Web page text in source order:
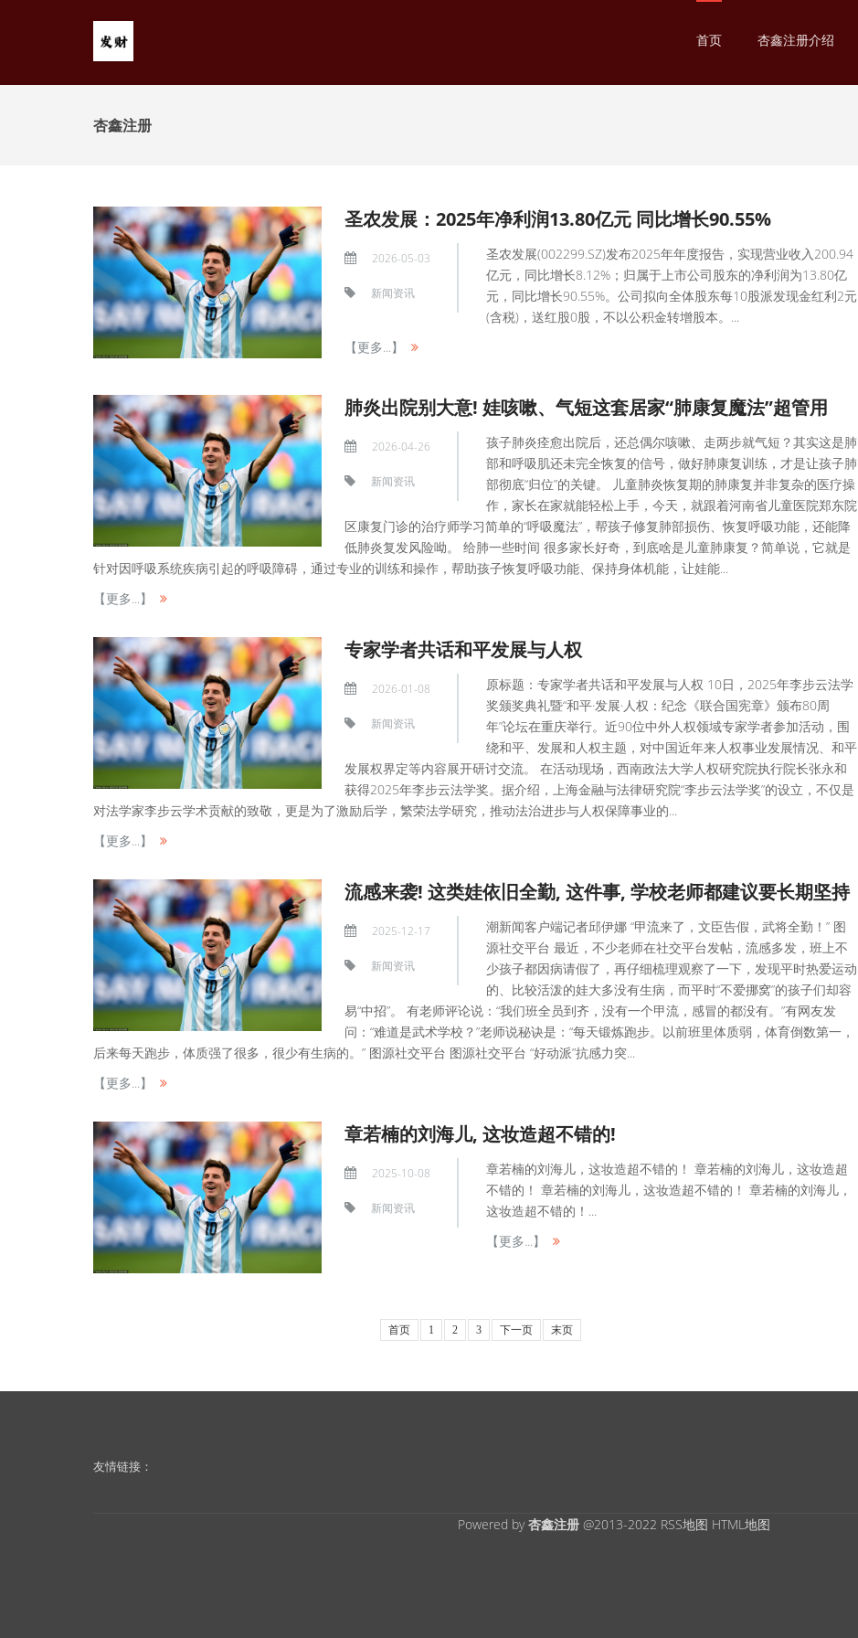
首页 杏鑫注册介绍
杏鑫注册
圣农发展：2025年净利润13.80亿元 同比增长90.55%
2026-05-03
新闻资讯
圣农发展(002299.SZ)发布2025年年度报告，实现营业收入200.94
亿元，同比增长8.12%；归属于上市公司股东的净利润为13.80亿
元，同比增长90.55%。公司拟向全体股东每10股派发现金红利2元
(含税)，送红股0股，不以公积金转增股本。...
【更多...】
肺炎出院别大意! 娃咳嗽、气短这套居家“肺康复魔法”超管用
2026-04-26
新闻资讯
孩子肺炎痊愈出院后，还总偶尔咳嗽、走两步就气短？其实这是肺
部和呼吸肌还未完全恢复的信号，做好肺康复训练，才是让孩子肺
部彻底“归位”的关键。 儿童肺炎恢复期的肺康复并非复杂的医疗操
作，家长在家就能轻松上手，今天，就跟着河南省儿童医院郑东院
区康复门诊的治疗师学习简单的“呼吸魔法”，帮孩子修复肺部损伤、恢复呼吸功能，还能降
低肺炎复发风险呦。 给肺一些时间 很多家长好奇，到底啥是儿童肺康复？简单说，它就是
针对因呼吸系统疾病引起的呼吸障碍，通过专业的训练和操作，帮助孩子恢复呼吸功能、保持身体机能，让娃能...
【更多...】
专家学者共话和平发展与人权
2026-01-08
新闻资讯
原标题：专家学者共话和平发展与人权 10日，2025年李步云法学
奖颁奖典礼暨“和平·发展·人权：纪念《联合国宪章》颁布80周
年”论坛在重庆举行。近90位中外人权领域专家学者参加活动，围
绕和平、发展和人权主题，对中国近年来人权事业发展情况、和平
发展权界定等内容展开研讨交流。 在活动现场，西南政法大学人权研究院执行院长张永和
获得2025年李步云法学奖。据介绍，上海金融与法律研究院“李步云法学奖”的设立，不仅是
对法学家李步云学术贡献的致敬，更是为了激励后学，繁荣法学研究，推动法治进步与人权保障事业的...
【更多...】
流感来袭! 这类娃依旧全勤, 这件事, 学校老师都建议要长期坚持
2025-12-17
新闻资讯
潮新闻客户端记者邱伊娜 “甲流来了，文臣告假，武将全勤！” 图
源社交平台 最近，不少老师在社交平台发帖，流感多发，班上不
少孩子都因病请假了，再仔细梳理观察了一下，发现平时热爱运动
的、比较活泼的娃大多没有生病，而平时“不爱挪窝”的孩子们却容
易“中招”。 有老师评论说：“我们班全员到齐，没有一个甲流，感冒的都没有。”有网友发
问：“难道是武术学校？”老师说秘诀是：“每天锻炼跑步。以前班里体质弱，体育倒数第一，
后来每天跑步，体质强了很多，很少有生病的。” 图源社交平台 图源社交平台 “好动派”抗感力突...
【更多...】
章若楠的刘海儿, 这妆造超不错的!
2025-10-08
新闻资讯
章若楠的刘海儿，这妆造超不错的！ 章若楠的刘海儿，这妆造超
不错的！ 章若楠的刘海儿，这妆造超不错的！ 章若楠的刘海儿，
这妆造超不错的！...
【更多...】
首页 1 2 3 下一页 末页
友情链接：
Powered by杏鑫注册 @2013-2022 RSS地图 HTML地图